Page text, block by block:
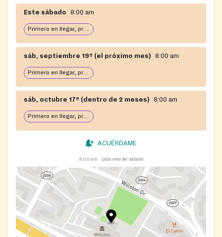
Este sábado 8:00 am
Primero en llegar, primero en servir: abierto hasta que se acabe la comida
sáb, septiembre 19º (el próximo mes) 8:00 am
Primero en llegar, primero en servir: abierto hasta que se acabe la comida
sáb, octubre 17º (dentro de 2 meses) 8:00 am
Primero en llegar, primero en servir: abierto hasta que se acabe la comida
ACUÉRDAME
8:00 am cada mes 3er sábado